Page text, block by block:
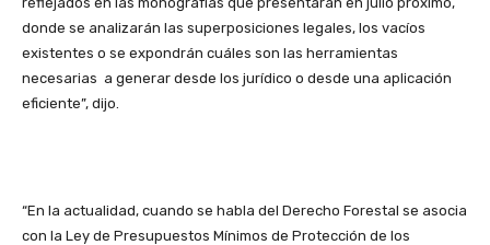
donde se analizarán las superposiciones legales, los vacíos
existentes o se expondrán cuáles son las herramientas
necesarias a generar desde los jurídico o desde una aplicación
eficiente”, dijo.
“En la actualidad, cuando se habla del Derecho Forestal se asocia
con la Ley de Presupuestos Mínimos de Protección de los